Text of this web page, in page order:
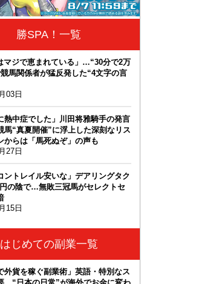
勝SPA！一覧
マジで恵まれている」…“30分で2万
馬関係者が猛反発した“4文字の言
03日
熱中症でした」川田将雅騎手の発言
“真夏開催”に浮上した深刻なリス
からは「馬死ぬぞ」の声も
27日
ントレイル安いな」デアリングタク
の陰で…無敗三冠馬がセレクトセ
15日
はじめての副業一覧
外貨を稼ぐ副業術」英語・特別なス